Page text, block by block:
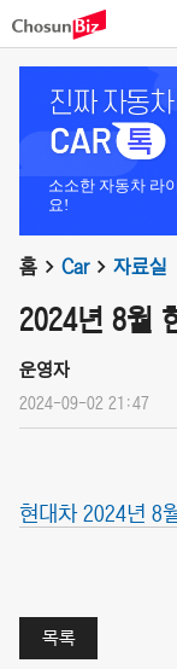
소소한 자동차 라
요!
홈 Car 자료실
2024년 8월
운영자
2024-09-02 21:47
현대차 2024년 8
목록